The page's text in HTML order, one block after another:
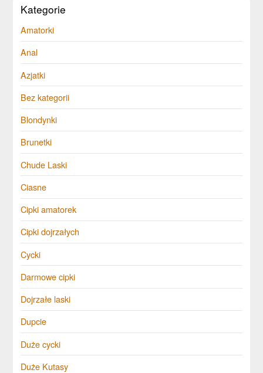
Kategorie
Amatorki
Anal
Azjatki
Bez kategorii
Blondynki
Brunetki
Chude Laski
Ciasne
Cipki amatorek
Cipki dojrzałych
Cycki
Darmowe cipki
Dojrzałe laski
Dupcie
Duże cycki
Duże Kutasy